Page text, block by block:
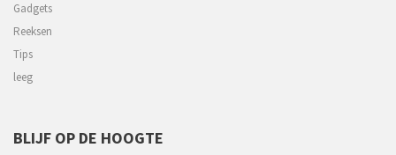
Gadgets
Reeksen
Tips
leeg
BLIJF OP DE HOOGTE